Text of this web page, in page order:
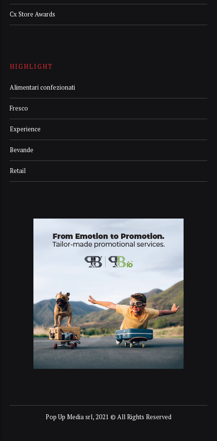
Cx Store Awards
HIGHLIGHT
Alimentari confezionati
Fresco
Experience
Bevande
Retail
Pop Up Media srl, 2021 © All Rights Reserved